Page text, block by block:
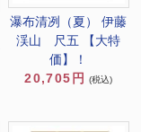
瀑布清冽（夏） 伊藤
渓山 尺五 【大特
価】！
20,705円 (税込)